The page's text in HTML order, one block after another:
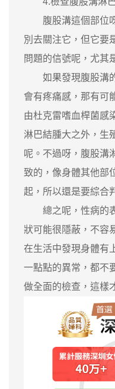
腹股溝這個部位呀
別去關注它，但它要
問題的信號呢，尤其
如果發現腹股溝的
會有疼痛感，那有可
由杜克雷嗜血桿菌感
淋巴結腫大之外，生
呢。不過呀，腹股溝
致的，像身體其他部
起，所以還是要綜合
總之呢，性病的表
狀可能很隱蔽，不容
在生活中發現身體有
一點點的異常，都不
做全面的檢查，這樣